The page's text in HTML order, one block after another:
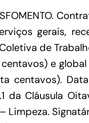
gerais,
de
e
da Cláusula